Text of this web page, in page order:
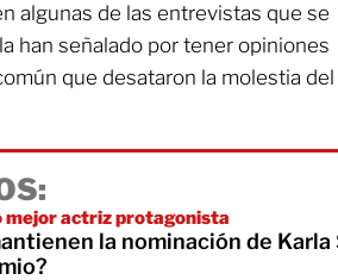
algunas de las entrevistas que se
han señalado por tener opiniones
que desataron la molestia del
mejor actriz protagonista
la nominación de Karla